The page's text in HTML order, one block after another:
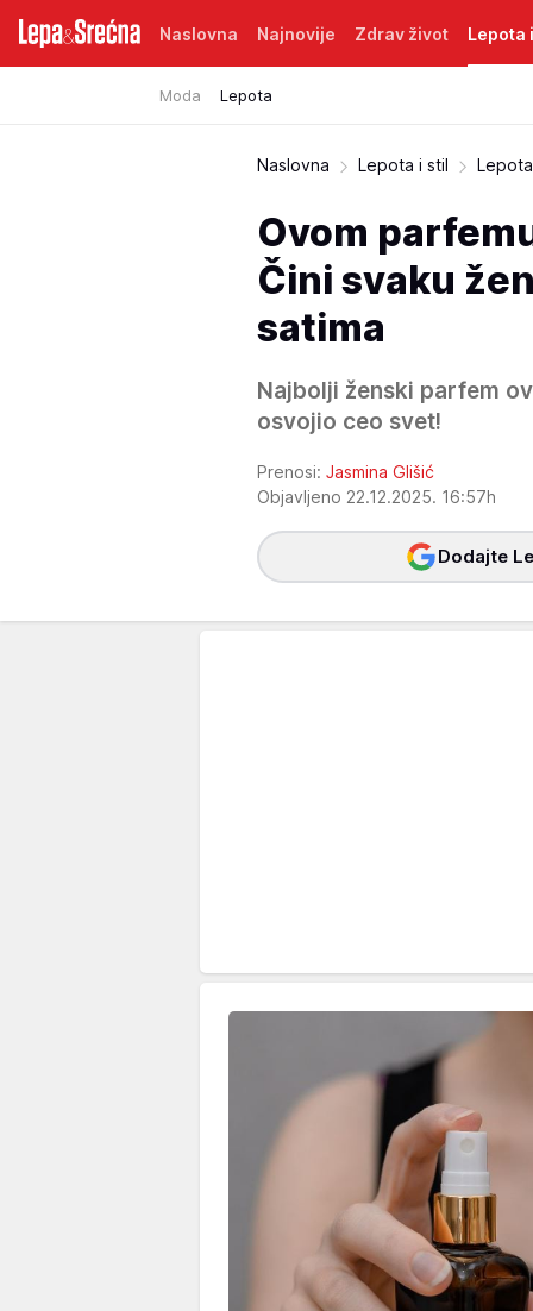
Naslovna Najnovije Zdrav život Lepota
Moda Lepota
Naslovna Lepota i stil Lepota
Ovom
Čini svaku
satima
Najbolji ženski parfem
osvojio ceo svet!
Prenosi: Jasmina Glišić
Objavljeno 22.12.2025. 16:57h
Dodajte